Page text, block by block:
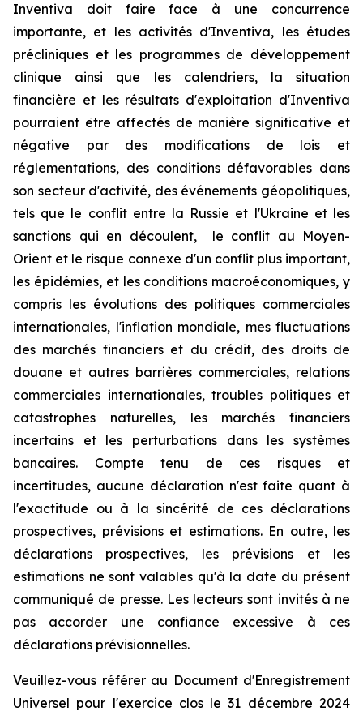
Inventiva doit faire face à une concurrence
importante, et les activités d'Inventiva, les études
précliniques et les programmes de développement
clinique ainsi que les calendriers, la situation
financière et les résultats d'exploitation d'Inventiva
pourraient être affectés de manière significative et
négative par des modifications de lois et
réglementations, des conditions défavorables dans
son secteur d'activité, des événements géopolitiques,
tels que le conflit entre la Russie et l'Ukraine et les
sanctions qui en découlent, le conflit au Moyen-
Orient et le risque connexe d'un conflit plus important,
les épidémies, et les conditions macroéconomiques, y
compris les évolutions des politiques commerciales
internationales, l'inflation mondiale, mes fluctuations
des marchés financiers et du crédit, des droits de
douane et autres barrières commerciales, relations
commerciales internationales, troubles politiques et
catastrophes naturelles, les marchés financiers
incertains et les perturbations dans les systèmes
bancaires. Compte tenu de ces risques et
incertitudes, aucune déclaration n'est faite quant à
l'exactitude ou à la sincérité de ces déclarations
prospectives, prévisions et estimations. En outre, les
déclarations prospectives, les prévisions et les
estimations ne sont valables qu'à la date du présent
communiqué de presse. Les lecteurs sont invités à ne
pas accorder une confiance excessive à ces
déclarations prévisionnelles.
Veuillez-vous référer au Document d'Enregistrement
Universel pour l'exercice clos le 31 décembre 2024